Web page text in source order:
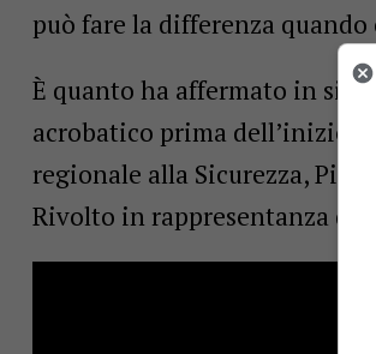
può fare la differenza
È quanto ha affermato in
acrobatico prima dell’inizio
regionale alla Sicurezza,
Rivolto in rappresentanza